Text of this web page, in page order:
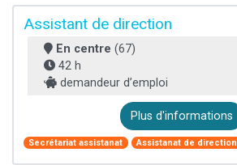
Assistant de direction
En centre (67)
42 h
demandeur d’emploi
Plus d'informations
Secrétariat assistanat Assistanat de direction